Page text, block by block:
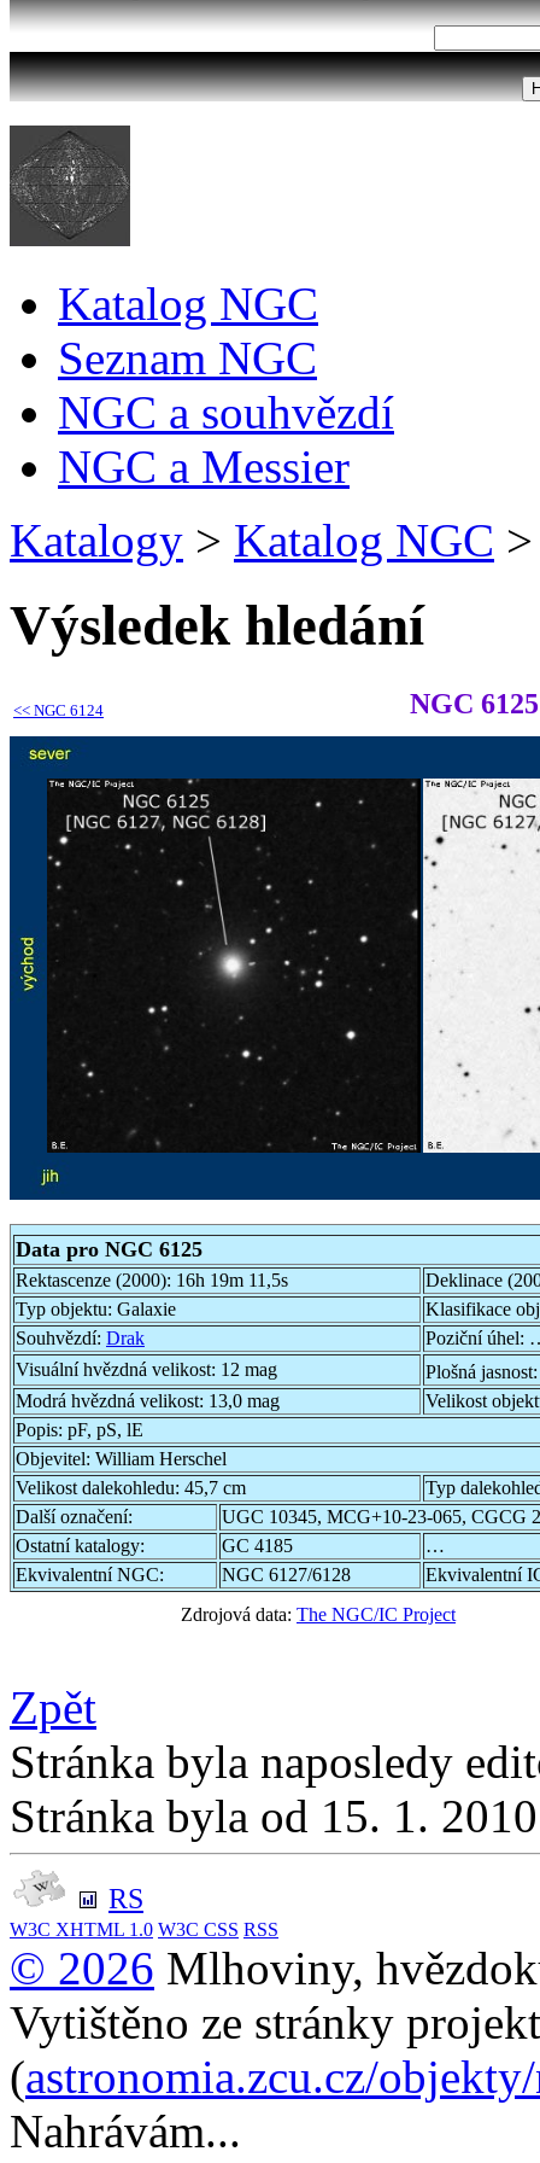
Katalog NGC
Seznam NGC
NGC a souhvězdí
NGC a Messier
Katalogy > Katalog NGC >
Výsledek hledání
<< NGC 6124 NGC 6125
Data pro NGC 6125
Rektascenze (2000): 16h 19m 11,5s
Deklinace
Typ objektu: Galaxie
Klasifikace
Souhvězdí: Drak Poziční úhel:
Visuální hvězdná velikost: 12 mag
Plošná
Modrá hvězdná velikost: 13,0 mag
Velikost
Popis: pF, pS, lE
Objevitel: William Herschel
Velikost dalekohledu: 45,7 cm
Typ
Další označení:
UGC 10345, MCG+10-23-065, CGCG
Ostatní katalogy:
GC 4185
…
Ekvivalentní NGC:
NGC 6127/6128
Ekvivalentní
Zdrojová data: The NGC/IC Project
Zpět
Stránka byla naposledy
Stránka byla od 15. 1.
RS
W3C XHTML 1.0 W3C CSS RSS
© 2026 Mlhoviny,
Vytištěno ze stránky
(astronomia.zcu.cz/
Nahrávám...